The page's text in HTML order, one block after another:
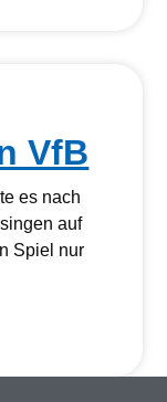
VfB
es nach
auf
Spiel nur